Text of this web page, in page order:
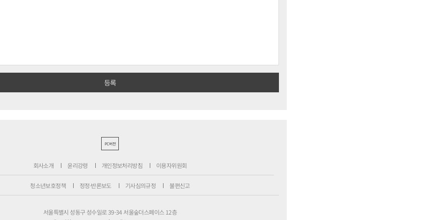
PC버전
회사소개 윤리강령 개인정보처리방침 이용자위원회
청소년보호정책 정정·반론보도 기사심의규정 불편신고
서울특별시 성동구 성수일로 39-34 서울숲더스페이스 12층